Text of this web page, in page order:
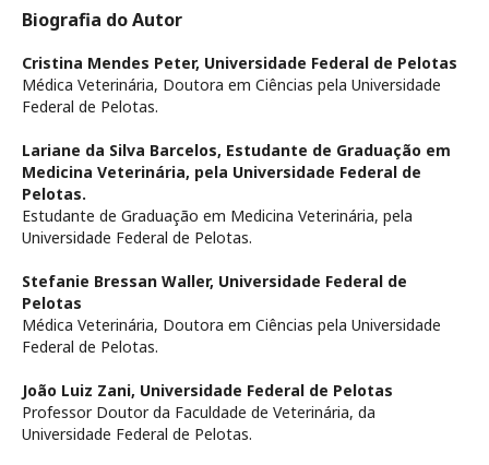
Biografia do Autor
Cristina Mendes Peter, Universidade Federal de Pelotas
Médica Veterinária, Doutora em Ciências pela Universidade
Federal de Pelotas.
Lariane da Silva Barcelos, Estudante de Graduação em
Medicina Veterinária, pela Universidade Federal de
Pelotas.
Estudante de Graduação em Medicina Veterinária, pela
Universidade Federal de Pelotas.
Stefanie Bressan Waller, Universidade Federal de
Pelotas
Médica Veterinária, Doutora em Ciências pela Universidade
Federal de Pelotas.
João Luiz Zani, Universidade Federal de Pelotas
Professor Doutor da Faculdade de Veterinária, da
Universidade Federal de Pelotas.